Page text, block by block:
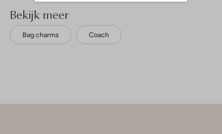
Bekijk meer
Bag charms Coach